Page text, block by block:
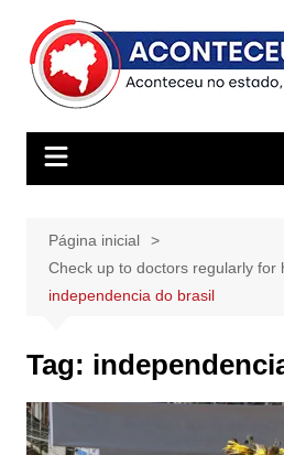
para
conteúdo
Página inicial
Check up to doctors regularly for
independencia do brasil
Tag: